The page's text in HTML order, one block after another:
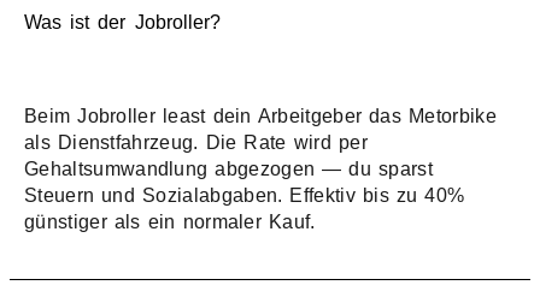
Was ist der Jobroller?
Beim Jobroller least dein Arbeitgeber das Metorbike
als Dienstfahrzeug. Die Rate wird per
Gehaltsumwandlung abgezogen — du sparst
Steuern und Sozialabgaben. Effektiv bis zu 40%
günstiger als ein normaler Kauf.